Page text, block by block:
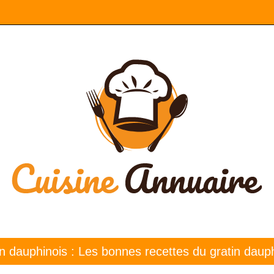
dauphinois : Les bonnes recettes du gratin